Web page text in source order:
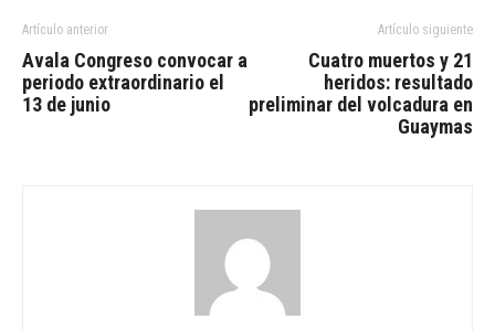
Artículo anterior
Avala Congreso convocar a
periodo extraordinario el
13 de junio
Artículo siguiente
Cuatro muertos y 21
heridos: resultado
preliminar del volcadura en
Guaymas